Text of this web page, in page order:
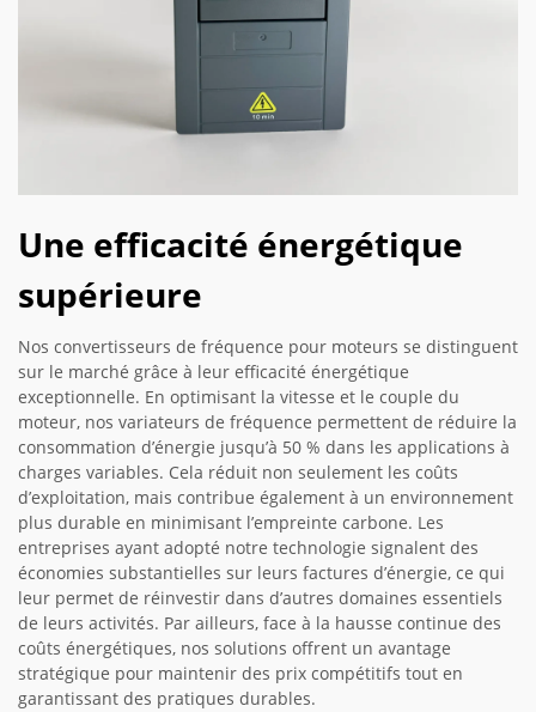
Une efficacité énergétique
supérieure
Nos convertisseurs de fréquence pour moteurs se distinguent
sur le marché grâce à leur efficacité énergétique
exceptionnelle. En optimisant la vitesse et le couple du
moteur, nos variateurs de fréquence permettent de réduire la
consommation d’énergie jusqu’à 50 % dans les applications à
charges variables. Cela réduit non seulement les coûts
d’exploitation, mais contribue également à un environnement
plus durable en minimisant l’empreinte carbone. Les
entreprises ayant adopté notre technologie signalent des
économies substantielles sur leurs factures d’énergie, ce qui
leur permet de réinvestir dans d’autres domaines essentiels
de leurs activités. Par ailleurs, face à la hausse continue des
coûts énergétiques, nos solutions offrent un avantage
stratégique pour maintenir des prix compétitifs tout en
garantissant des pratiques durables.